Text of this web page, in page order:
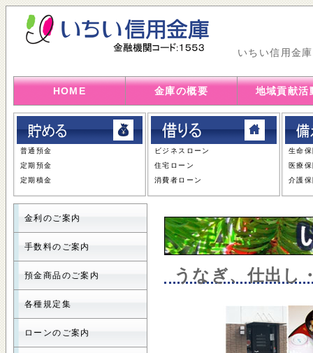
いちい信用金
HOME 金庫の概要 地域貢献活
普通預金
定期預金
定期積金
ビジネスローン
住宅ローン
消費者ローン
生命
医療
介護
金利のご案内
手数料のご案内
預金商品のご案内
各種規定集
ローンのご案内
うなぎ、仕出し